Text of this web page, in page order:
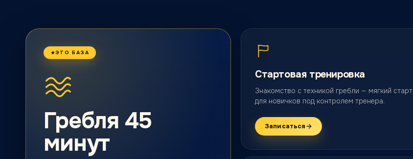
ЭТО БАЗА
Гребля 45
минут
Стартовая тренировка
Знакомство с техникой гребли — мягкий старт
для новичков под контролем тренера.
Записаться